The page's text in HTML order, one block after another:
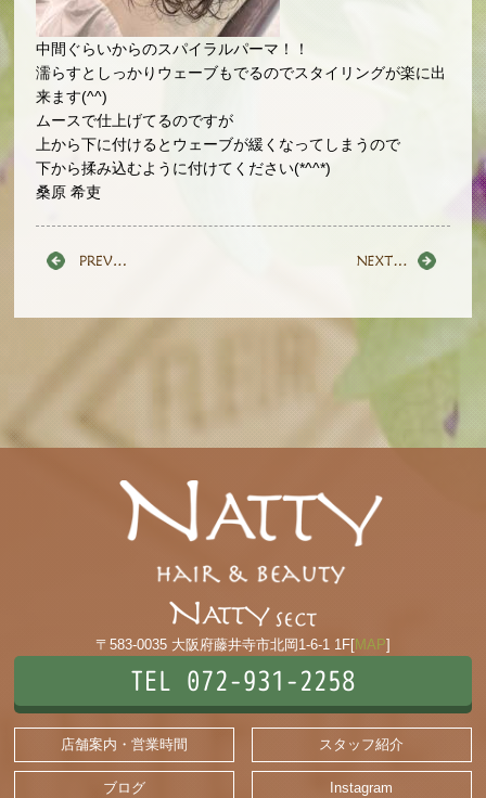
中間ぐらいからのスパイラルパーマ！！
濡らすとしっかりウェーブもでるのでスタイリングが楽に出
来ます(^^)
ムースで仕上げてるのですが
上から下に付けるとウェーブが緩くなってしまうので
下から揉み込むように付けてください(*^^*)
桑原 希吏
〒583-0035 大阪府藤井寺市北岡1-6-1 1F[MAP]
TEL 072-931-2258
店舗案内・営業時間 スタッフ紹介
ブログ Instagram